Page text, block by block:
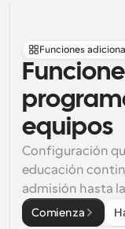
Funciones
equipos
Configuración
educación
admisión hasta
Comienza